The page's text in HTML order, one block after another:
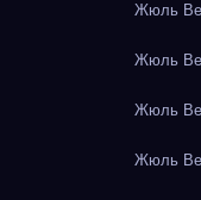
Жюль
Жюль
Жюль
Жюль